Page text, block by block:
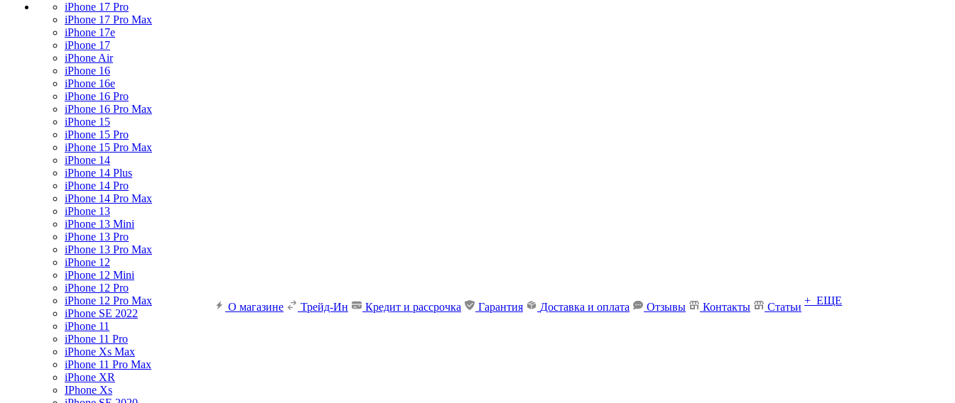
iPhone 17 Pro
iPhone 17 Pro Max
iPhone 17e
iPhone 17
iPhone Air
iPhone 16
iPhone 16e
iPhone 16 Pro
iPhone 16 Pro Max
iPhone 15
iPhone 15 Pro
iPhone 15 Pro Max
iPhone 14
iPhone 14 Plus
iPhone 14 Pro
iPhone 14 Pro Max
iPhone 13
iPhone 13 Mini
iPhone 13 Pro
iPhone 13 Pro Max
iPhone 12
iPhone 12 Mini
iPhone 12 Pro
iPhone 12 Pro Max
iPhone SE 2022
iPhone 11
iPhone 11 Pro
iPhone Xs Max
iPhone 11 Pro Max
iPhone XR
IPhone Xs
О магазине Трейд-Ин Кредит и рассрочка Гарантия Доставка и оплата Отзывы Контакты Статьи
+ ЕЩЕ